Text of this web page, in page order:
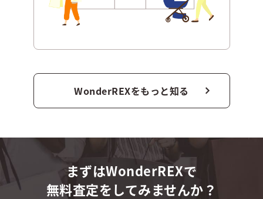
WonderREXをもっと知る
まずはWonderREXで
無料査定をしてみませんか？